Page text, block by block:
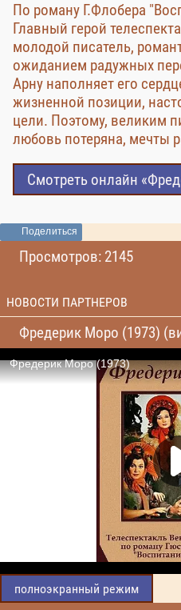
По роману Г.Флобера
Главный герой
молодой писатель,
ожиданием радужных
Арну наполняет его
жизненной позиции,
цели. Поэтому, великим
любовь потеряна, мечты
Смотреть онлайн
Поделиться
Просмотров: 2145
НОВОСТИ ПАРТНЕРОВ
Фредерик Моро (1973)
полноэкранный режим